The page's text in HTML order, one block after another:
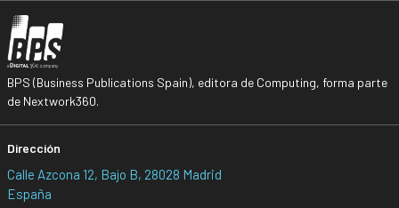
BPS (Business Publications Spain), editora de Computing, forma parte
de Nextwork360.
Dirección
Calle Azcona 12, Bajo B, 28028 Madrid
España